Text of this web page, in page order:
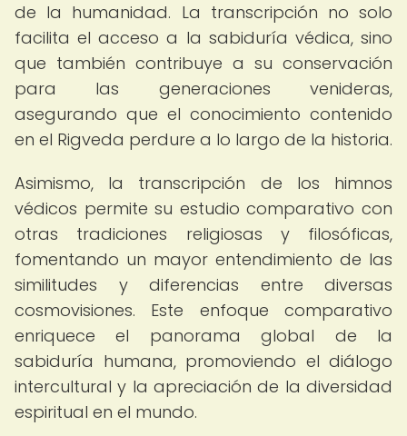
de la humanidad. La transcripción no solo
facilita el acceso a la sabiduría védica, sino
que también contribuye a su conservación
para las generaciones venideras,
asegurando que el conocimiento contenido
en el Rigveda perdure a lo largo de la historia.
Asimismo, la transcripción de los himnos
védicos permite su estudio comparativo con
otras tradiciones religiosas y filosóficas,
fomentando un mayor entendimiento de las
similitudes y diferencias entre diversas
cosmovisiones. Este enfoque comparativo
enriquece el panorama global de la
sabiduría humana, promoviendo el diálogo
intercultural y la apreciación de la diversidad
espiritual en el mundo.